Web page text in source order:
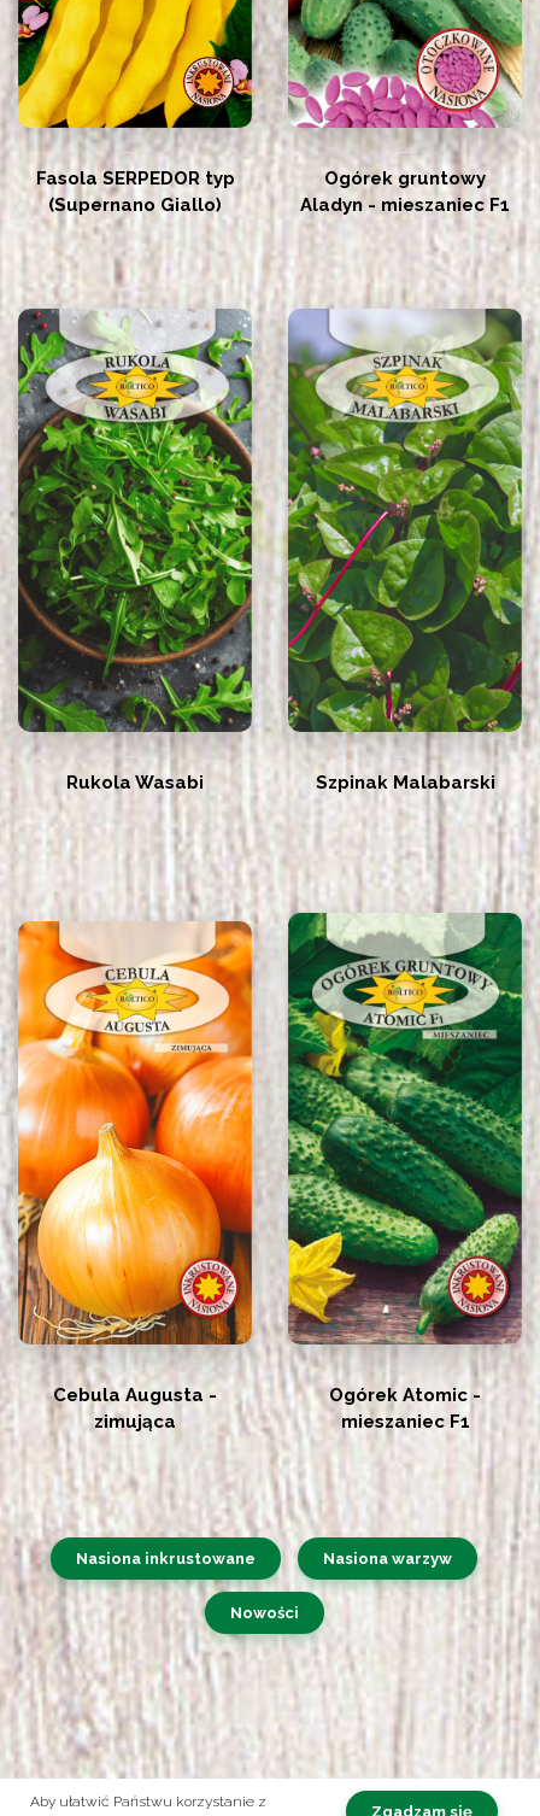
Fasola SERPEDOR typ
(Supernano Giallo)
Ogórek gruntowy
Aladyn - mieszaniec F1
Rukola Wasabi Szpinak Malabarski
Cebula Augusta -
zimująca
Ogórek Atomic -
mieszaniec F1
Nasiona inkrustowane Nasiona warzyw
Nowości
Aby ułatwić Państwu korzystanie z
Zgadzam się